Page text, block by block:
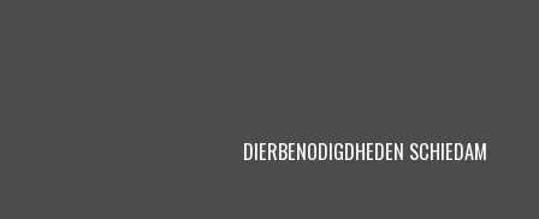
DIERBENODIGDHEDEN SCHIEDAM